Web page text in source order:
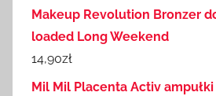
Makeup Revolution Bronzer
loaded Long Weekend
14,90zł
Mil Mil Placenta Activ